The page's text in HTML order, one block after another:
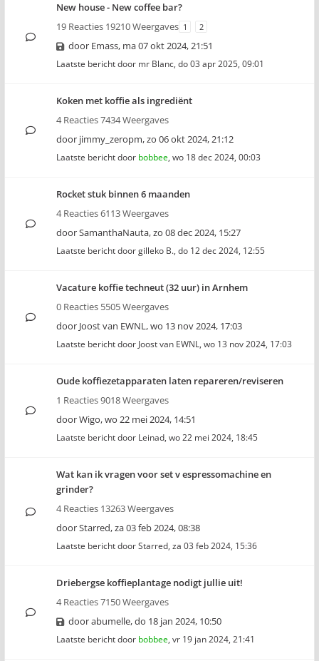
New house - New coffee bar?
19 Reacties 19210 Weergaves 1 2
door Emass, ma 07 okt 2024, 21:51
Laatste bericht door mr Blanc, do 03 apr 2025, 09:01
Koken met koffie als ingrediënt
4 Reacties 7434 Weergaves
door jimmy_zeropm,zo 06 okt 2024, 21:12
Laatste bericht door bobbee, wo 18 dec 2024, 00:03
Rocket stuk binnen 6 maanden
4 Reacties 6113 Weergaves
doorSamanthaNauta,zo 08 dec 2024, 15:27
Laatste bericht doorgilleko B., do 12 dec 2024, 12:55
Vacature koffie techneut (32 uur) in Arnhem
0 Reacties 5505 Weergaves
door Joost van EWNL,wo 13 nov 2024, 17:03
Laatste bericht door Joost van EWNL, wo 13 nov 2024, 17:03
Oude koffiezetapparaten laten repareren/reviseren
1 Reacties 9018 Weergaves
doorWigo,wo 22 mei 2024, 14:51
Laatste bericht door Leinad, wo 22 mei 2024, 18:45
Wat kan ik vragen voor set v espressomachine en
grinder?
4 Reacties 13263 Weergaves
doorStarred,za 03 feb 2024, 08:38
Laatste bericht doorStarred, za 03 feb 2024, 15:36
Driebergse koffieplantage nodigt jullie uit!
4 Reacties 7150 Weergaves
doorabumelle,do 18 jan 2024, 10:50
Laatste bericht door bobbee, vr 19 jan 2024, 21:41